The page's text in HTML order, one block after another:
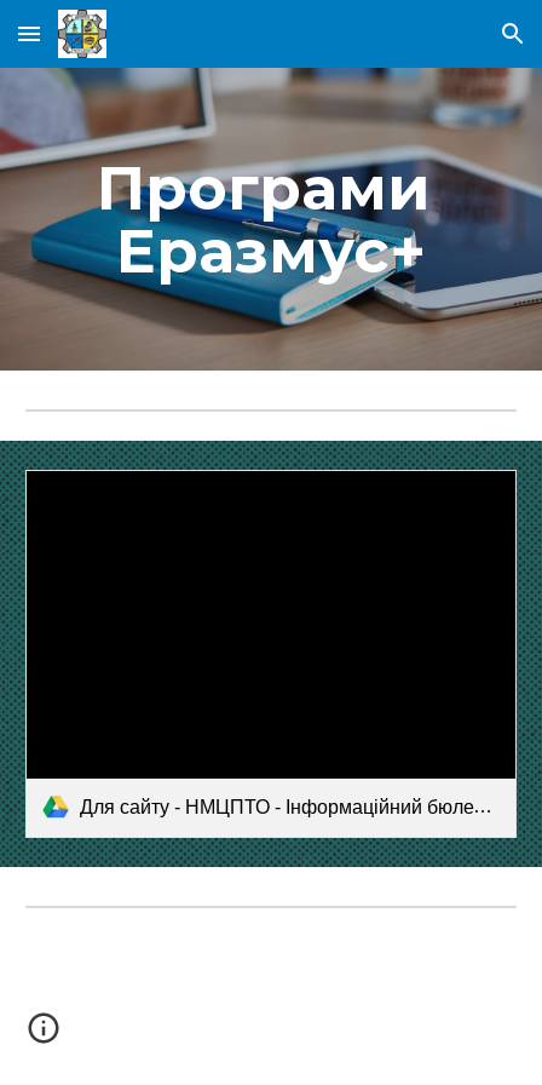
Skip to main content Skip to navigation
Програми
Еразмус+
Для сайту - НМЦПТО - Інформаційний бюлетень ЕРАЗМУС+.pdf